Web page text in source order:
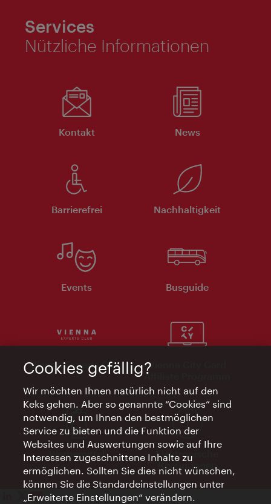
Services
Nützliche Informationen
Kontakt News
Barrierefrei Nachhaltigkeit
Events Busguide
Vienna Experts Club
Vienna City Card
Affiliate Programm
Werbemittel
Elektronische
Rechnungen
Cookies gefällig?
Wir möchten Ihnen natürlich nicht auf den
Keks gehen. Aber so genannte “Cookies” sind
notwendig, um Ihnen den bestmöglichen
Service zu bieten und die Funktion der
Websites und Auswertungen sowie auf Ihre
Interessen zugeschnittene Inhalte zu
ermöglichen. Sollten Sie dies nicht wünschen,
können Sie die Standardeinstellungen unter
„Erweiterte Einstellungen“ verändern.